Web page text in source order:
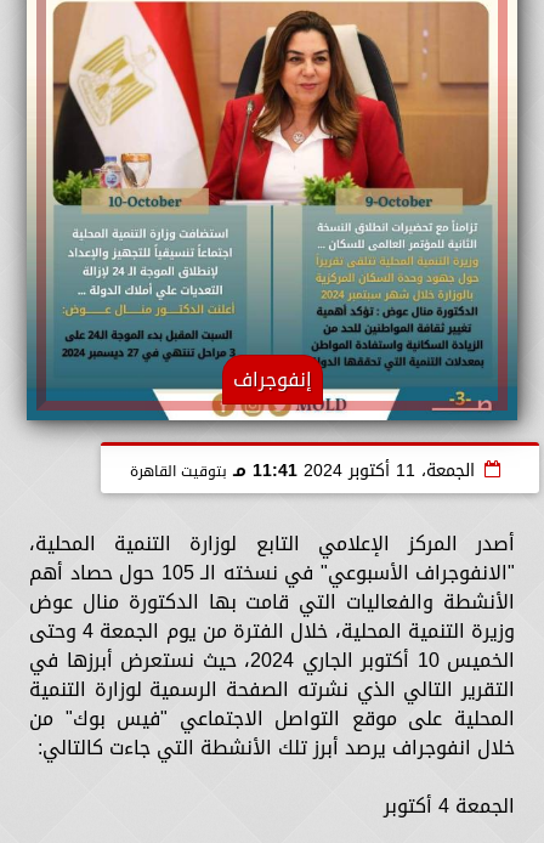
إنفوجراف
الجمعة، 11 أكتوبر 2024 11:41 مـ بتوقيت القاهرة
أصدر المركز الإعلامي التابع لوزارة التنمية المحلية،
"الانفوجراف الأسبوعي" في نسخته الـ 105 حول حصاد أهم
الأنشطة والفعاليات التي قامت بها الدكتورة منال عوض
وزيرة التنمية المحلية، خلال الفترة من يوم الجمعة 4 وحتى
الخميس 10 أكتوبر الجاري 2024، حيث نستعرض أبرزها في
التقرير التالي الذي نشرته الصفحة الرسمية لوزارة التنمية
المحلية على موقع التواصل الاجتماعي "فيس بوك" من
خلال انفوجراف يرصد أبرز تلك الأنشطة التي جاءت كالتالي:
الجمعة 4 أكتوبر